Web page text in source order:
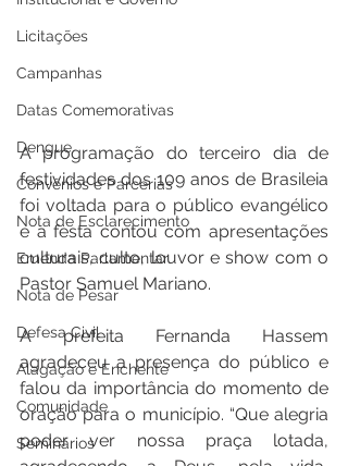
Licitações
Campanhas
Datas Comemorativas
Dengue
Convênios e Parcerias
Nota de Esclarecimento
Emenda Parlamentar
Nota de Pesar
Defesa Civil
Alagação e Enchente
Comunidade
Seminários
A programação do terceiro dia de
festividades dos 109 anos de Brasileia
foi voltada para o público evangélico
e a festa contou com apresentações
culturais, culto, louvor e show com o
Pastor Samuel Mariano.
A prefeita Fernanda Hassem
agradeceu a presença do público e
falou da importância do momento de
oração para o município. “Que alegria
poder ver nossa praça lotada,